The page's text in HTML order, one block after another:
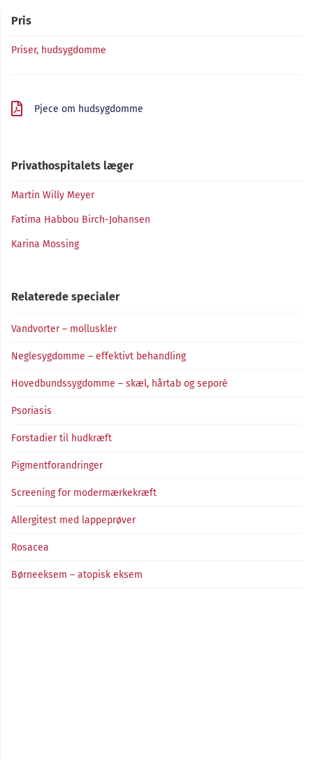
Pris
Priser, hudsygdomme
Pjece om hudsygdomme
Privathospitalets læger
Martin Willy Meyer
Fatima Habbou Birch-Johansen
Karina Mossing
Relaterede specialer
Vandvorter – molluskler
Neglesygdomme – effektivt behandling
Hovedbundssygdomme – skæl, hårtab og seporé
Psoriasis
Forstadier til hudkræft
Pigmentforandringer
Screening for modermærkekræft
Allergitest med lappeprøver
Rosacea
Børneeksem – atopisk eksem